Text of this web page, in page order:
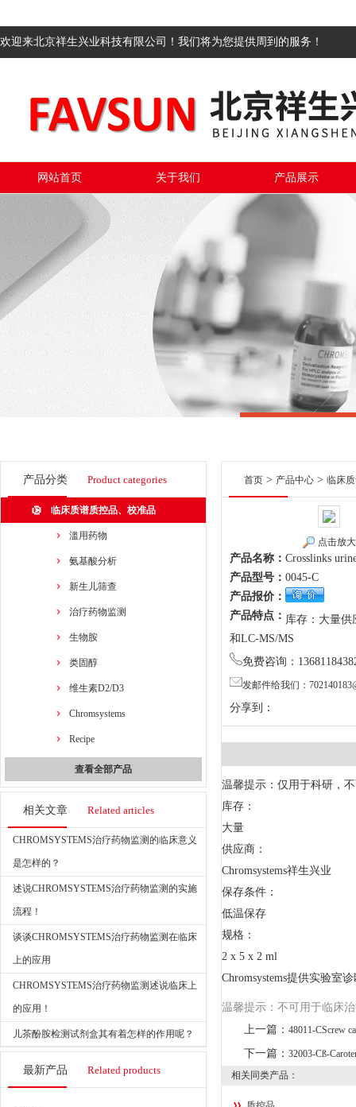
欢迎来北京祥生兴业科技有限公司！我们将为您提供周到的服务！
网站首页 关于我们 产品展示
产品分类 Product categories
临床质谱质控品、校准品
滥用药物
氨基酸分析
新生儿筛查
治疗药物监测
生物胺
类固醇
维生素D2/D3
Chromsystems
Recipe
查看全部产品
相关文章 Related articles
CHROMSYSTEMS治疗药物监测的临床意义
是怎样的？
述说CHROMSYSTEMS治疗药物监测的实施
流程！
谈谈CHROMSYSTEMS治疗药物监测在临床
上的应用
CHROMSYSTEMS治疗药物监测述说临床上
的应用！
儿茶酚胺检测试剂盒其有着怎样的作用呢？
最新产品 Related products
首页 > 产品中心 > 临床
点击放大
产品名称： Crosslinks
产品型号： 0045-C
产品报价：
产品特点： 库存：大量供
和LC-MS/MS
免费咨询：
发邮件给我们：
分享到：
温馨提示：仅用于科研，
库存：
大量
供应商：
Chromsystems祥生兴业
保存条件：
低温保存
规格：
2 x 5 x 2 ml
Chromsystems提供实验室
温馨提示：不可用于临床
上一篇： 48011-CScrew
下一篇： 32003-Cß-
相关同类产品：